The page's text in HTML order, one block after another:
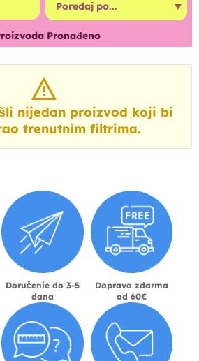
Pronađeno
nijedan proizvod koji bi
trenutnim filtrima.
Doručenie do 3-5
dana
Doprava zdarma
od 60€